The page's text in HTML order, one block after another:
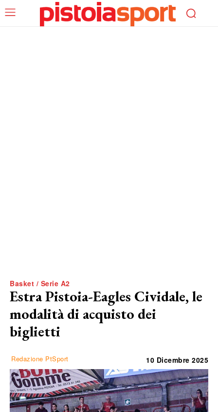
Basket / Serie A2
Estra Pistoia-Eagles Cividale, le
modalità di acquisto dei
biglietti
Redazione PtSport 10 Dicembre 2025